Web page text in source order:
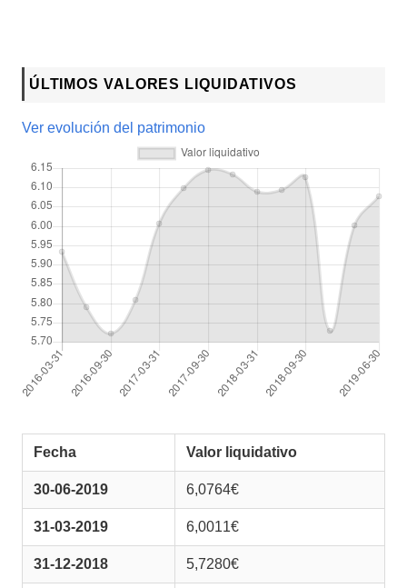
ÚLTIMOS VALORES LIQUIDATIVOS
Ver evolución del patrimonio
Fecha Valor liquidativo
30-06-2019 6,0764€
31-03-2019 6,0011€
31-12-2018 5,7280€